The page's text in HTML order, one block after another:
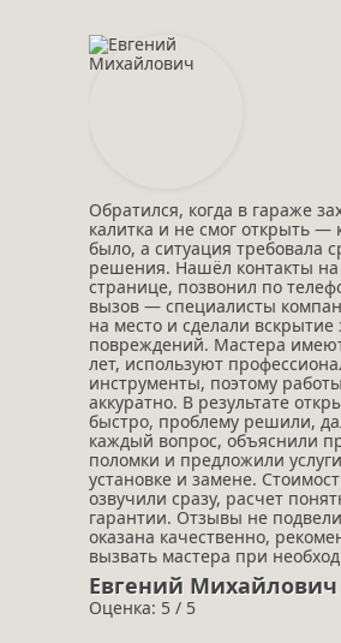
Обратился, когда в гараже
калитка и не смог открыть —
было, а ситуация требовала
решения. Нашёл контакты на
странице, позвонил по
вызов — специалисты
на место и сделали вскрытие
повреждений. Мастера
лет, используют
инструменты, поэтому
аккуратно. В результате
быстро, проблему решили,
каждый вопрос, объяснили
поломки и предложили
установке и замене.
озвучили сразу, расчет
гарантии. Отзывы не
оказана качественно,
вызвать мастера при
Евгений Михайлович
Оценка: 5 / 5